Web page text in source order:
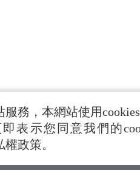
務，本網站使用
表示您同意我們的
政策。